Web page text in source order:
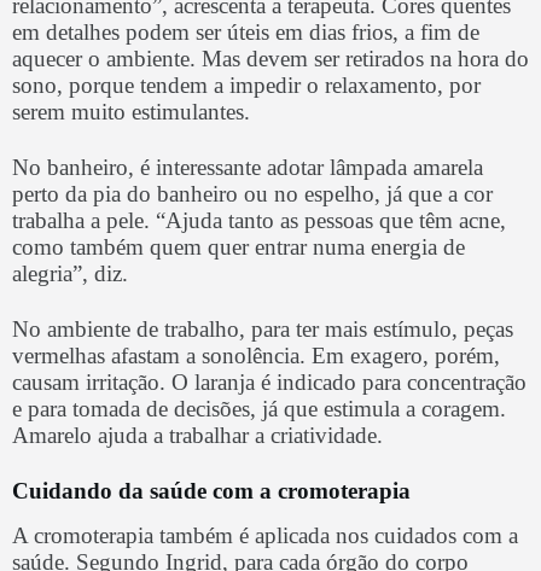
relacionamento”, acrescenta a terapeuta. Cores quentes
em detalhes podem ser úteis em dias frios, a fim de
aquecer o ambiente. Mas devem ser retirados na hora do
sono, porque tendem a impedir o relaxamento, por
serem muito estimulantes.
No banheiro, é interessante adotar lâmpada amarela
perto da pia do banheiro ou no espelho, já que a cor
trabalha a pele. “Ajuda tanto as pessoas que têm acne,
como também quem quer entrar numa energia de
alegria”, diz.
No ambiente de trabalho, para ter mais estímulo, peças
vermelhas afastam a sonolência. Em exagero, porém,
causam irritação. O laranja é indicado para concentração
e para tomada de decisões, já que estimula a coragem.
Amarelo ajuda a trabalhar a criatividade.
Cuidando da saúde com a cromoterapia
A cromoterapia também é aplicada nos cuidados com a
saúde. Segundo Ingrid, para cada órgão do corpo